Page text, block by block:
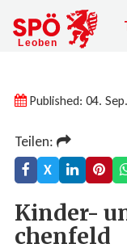
Published: 04.
Teilen:
X
Kin­der-
chen­feld